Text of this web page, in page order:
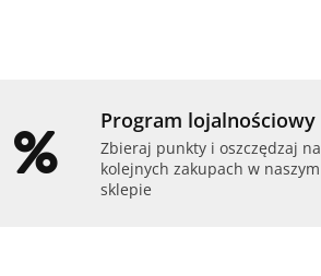
Program lojalnościowy
Zbieraj punkty i oszczędzaj na
kolejnych zakupach w naszym
sklepie